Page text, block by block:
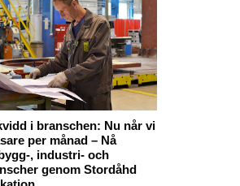
i branschen: Nu når vi
per månad – Nå
, industri- och
genom Stordåhd